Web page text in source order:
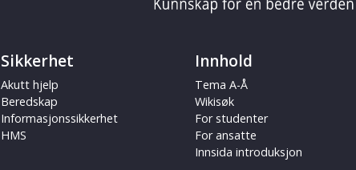
Sikkerhet
Akutt hjelp
Beredskap
Informasjonssikkerhet
HMS
Innhold
Tema A-Å
Wikisøk
For studenter
For ansatte
Innsida introduksjon